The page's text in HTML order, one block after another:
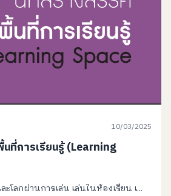
10/03/2025
ที่การเรียนรู้ (Learning
โลกผ่านการเล่น เล่นในห้องเรียน เ...